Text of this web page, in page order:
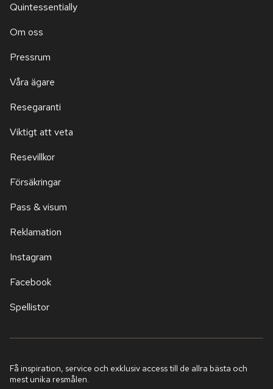
Quintessentially
Om oss
Pressrum
Våra ägare
Resegaranti
Viktigt att veta
Resevillkor
Försäkringar
Pass & visum
Reklamation
Instagram
Facebook
Spellistor
Få inspiration, service och exklusiv access till de allra bästa och
mest unika resmålen.